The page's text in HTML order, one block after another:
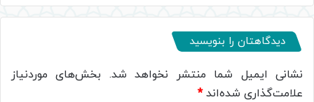
دیدگاهتان را بنویسید
نشانی ایمیل شما منتشر نخواهد شد. بخش‌های موردنیاز
علامت‌گذاری شده‌اند*